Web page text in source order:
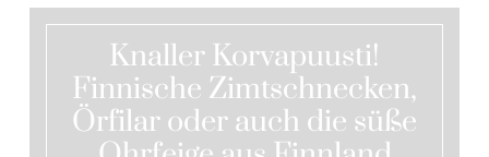
Knaller Korvapuusti!
Finnische Zimtschnecken,
Örfilar oder auch die süße